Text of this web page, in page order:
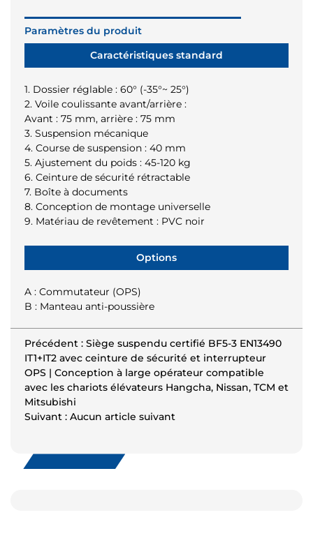
Paramètres du produit
Caractéristiques standard
1. Dossier réglable : 60° (-35°~ 25°)
2. Voile coulissante avant/arrière :
Avant : 75 mm, arrière : 75 mm
3. Suspension mécanique
4. Course de suspension : 40 mm
5. Ajustement du poids : 45-120 kg
6. Ceinture de sécurité rétractable
7. Boîte à documents
8. Conception de montage universelle
9. Matériau de revêtement : PVC noir
Options
A : Commutateur (OPS)
B : Manteau anti-poussière
Précédent : Siège suspendu certifié BF5-3 EN13490
IT1+IT2 avec ceinture de sécurité et interrupteur
OPS | Conception à large opérateur compatible
avec les chariots élévateurs Hangcha, Nissan, TCM et
Mitsubishi
Suivant : Aucun article suivant